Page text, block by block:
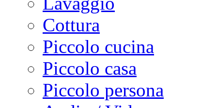
Cottura
Piccolo cucina
Piccolo casa
Piccolo persona